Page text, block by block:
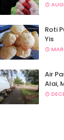
Roti
Yis
Air
Alai,